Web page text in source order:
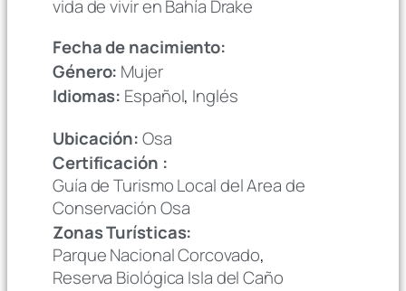
vida de vivir en Bahía Drake
Fecha de nacimiento:
Género: Mujer
Idiomas: Español, Inglés
Ubicación:Osa
Certificación :
Guía de Turismo Local del Area de
Conservación Osa
Zonas Turísticas:
Parque Nacional Corcovado,
Reserva Biológica Isla del Caño